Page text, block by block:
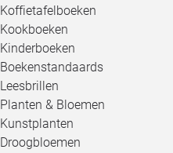
Koffietafelboeken
Kookboeken
Kinderboeken
Boekenstandaards
Leesbrillen
Planten & Bloemen
Kunstplanten
Droogbloemen